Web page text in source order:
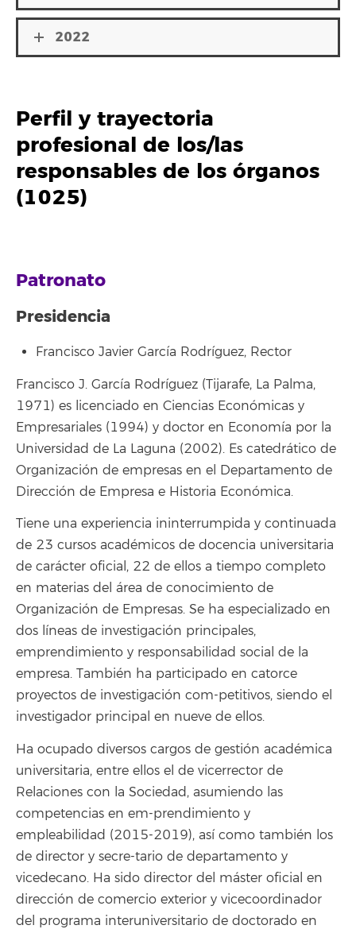
2022
Perfil y trayectoria
profesional de los/las
responsables de los órganos
(1025)
Patronato
Presidencia
Francisco Javier García Rodríguez, Rector
Francisco J. García Rodríguez (Tijarafe, La Palma,
1971) es licenciado en Ciencias Económicas y
Empresariales (1994) y doctor en Economía por la
Universidad de La Laguna (2002). Es catedrático de
Organización de empresas en el Departamento de
Dirección de Empresa e Historia Económica.
Tiene una experiencia ininterrumpida y continuada
de 23 cursos académicos de docencia universitaria
de carácter oficial, 22 de ellos a tiempo completo
en materias del área de conocimiento de
Organización de Empresas. Se ha especializado en
dos líneas de investigación principales,
emprendimiento y responsabilidad social de la
empresa. También ha participado en catorce
proyectos de investigación com-petitivos, siendo el
investigador principal en nueve de ellos.
Ha ocupado diversos cargos de gestión académica
universitaria, entre ellos el de vicerrector de
Relaciones con la Sociedad, asumiendo las
competencias en em-prendimiento y
empleabilidad (2015-2019), así como también los
de director y secre-tario de departamento y
vicedecano. Ha sido director del máster oficial en
dirección de comercio exterior y vicecoordinador
del programa interuniversitario de doctorado en